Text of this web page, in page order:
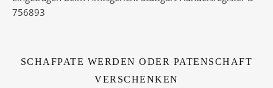
756893
SCHAFPATE WERDEN ODER PATENSCHAFT
VERSCHENKEN